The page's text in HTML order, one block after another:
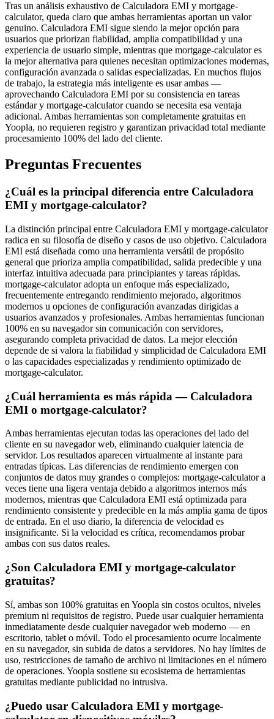
Tras un análisis exhaustivo de Calculadora EMI y mortgage-
calculator, queda claro que ambas herramientas aportan un valor
genuino. Calculadora EMI sigue siendo la mejor opción para
usuarios que priorizan fiabilidad, amplia compatibilidad y una
experiencia de usuario simple, mientras que mortgage-calculator es
la mejor alternativa para quienes necesitan optimizaciones modernas,
configuración avanzada o salidas especializadas. En muchos flujos
de trabajo, la estrategia más inteligente es usar ambas —
aprovechando Calculadora EMI por su consistencia en tareas
estándar y mortgage-calculator cuando se necesita esa ventaja
adicional. Ambas herramientas son completamente gratuitas en
Yoopla, no requieren registro y garantizan privacidad total mediante
procesamiento 100% del lado del cliente.
Preguntas Frecuentes
¿Cuál es la principal diferencia entre Calculadora
EMI y mortgage-calculator?
La distinción principal entre Calculadora EMI y mortgage-calculator
radica en su filosofía de diseño y casos de uso objetivo. Calculadora
EMI está diseñada como una herramienta versátil de propósito
general que prioriza amplia compatibilidad, salida predecible y una
interfaz intuitiva adecuada para principiantes y tareas rápidas.
mortgage-calculator adopta un enfoque más especializado,
frecuentemente entregando rendimiento mejorado, algoritmos
modernos u opciones de configuración avanzadas dirigidas a
usuarios avanzados y profesionales. Ambas herramientas funcionan
100% en su navegador sin comunicación con servidores,
asegurando completa privacidad de datos. La mejor elección
depende de si valora la fiabilidad y simplicidad de Calculadora EMI
o las capacidades especializadas y rendimiento optimizado de
mortgage-calculator.
¿Cuál herramienta es más rápida — Calculadora
EMI o mortgage-calculator?
Ambas herramientas ejecutan todas las operaciones del lado del
cliente en su navegador web, eliminando cualquier latencia de
servidor. Los resultados aparecen virtualmente al instante para
entradas típicas. Las diferencias de rendimiento emergen con
conjuntos de datos muy grandes o complejos: mortgage-calculator a
veces tiene una ligera ventaja debido a algoritmos internos más
modernos, mientras que Calculadora EMI está optimizada para
rendimiento consistente y predecible en la más amplia gama de tipos
de entrada. En el uso diario, la diferencia de velocidad es
insignificante. Si la velocidad es crítica, recomendamos probar
ambas con sus datos reales.
¿Son Calculadora EMI y mortgage-calculator
gratuitas?
Sí, ambas son 100% gratuitas en Yoopla sin costos ocultos, niveles
premium ni requisitos de registro. Puede usar cualquier herramienta
inmediatamente desde cualquier navegador web moderno — en
escritorio, tablet o móvil. Todo el procesamiento ocurre localmente
en su navegador, sin subida de datos a servidores. No hay límites de
uso, restricciones de tamaño de archivo ni limitaciones en el número
de operaciones. Yoopla sostiene su ecosistema de herramientas
gratuitas mediante publicidad no intrusiva.
¿Puedo usar Calculadora EMI y mortgage-